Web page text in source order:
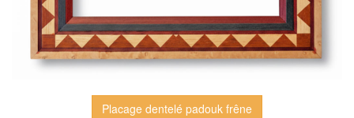
Placage dentelé padouk frêne